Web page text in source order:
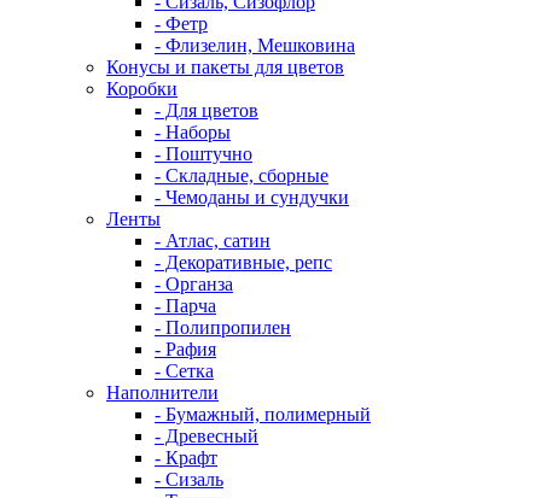
- Фетр
- Флизелин, Мешковина
Конусы и пакеты для цветов
Коробки
- Для цветов
- Наборы
- Поштучно
- Складные, сборные
- Чемоданы и сундучки
Ленты
- Атлас, сатин
- Декоративные, репс
- Органза
- Парча
- Полипропилен
- Рафия
- Сетка
Наполнители
- Бумажный, полимерный
- Древесный
- Крафт
- Сизаль